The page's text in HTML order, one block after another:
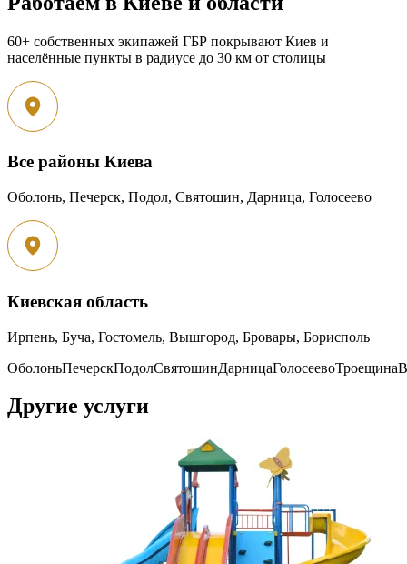
60+ собственных экипажей ГБР покрывают Киев и
населённые пункты в радиусе до 30 км от столицы
Все районы Киева
Оболонь, Печерск, Подол, Святошин, Дарница, Голосеево
Киевская область
Ирпень, Буча, Гостомель, Вышгород, Бровары, Борисполь
ОболоньПечерскПодолСвятошинДарницаГолосеевоТроещина
Другие услуги